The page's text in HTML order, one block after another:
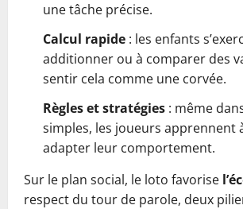
une tâche précise.
Calcul rapide : les enfants
additionner ou à comparer des
sentir cela comme une corvée.
Règles et stratégies : même
simples, les joueurs apprennent
adapter leur comportement.
Sur le plan social, le loto favorise
respect du tour de parole, deux